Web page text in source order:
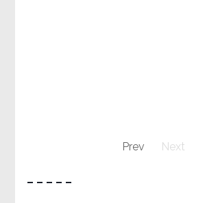
Prev Next
– – – – –